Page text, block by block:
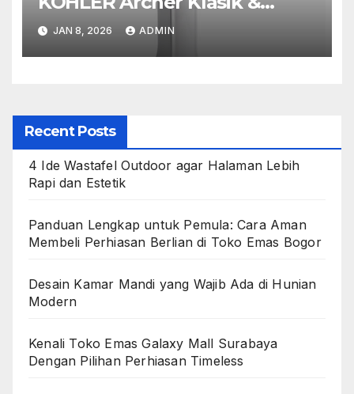
Fungsional
JAN 8, 2026 ADMIN
Recent Posts
4 Ide Wastafel Outdoor agar Halaman Lebih
Rapi dan Estetik
Panduan Lengkap untuk Pemula: Cara Aman
Membeli Perhiasan Berlian di Toko Emas Bogor
Desain Kamar Mandi yang Wajib Ada di Hunian
Modern
Kenali Toko Emas Galaxy Mall Surabaya
Dengan Pilihan Perhiasan Timeless